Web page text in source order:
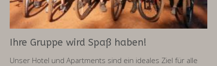
Ihre Gruppe wird Spaß haben!
Unser Hotel und Apartments sind ein ideales Ziel für alle